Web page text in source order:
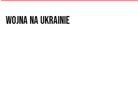
Wojna na Ukrainie